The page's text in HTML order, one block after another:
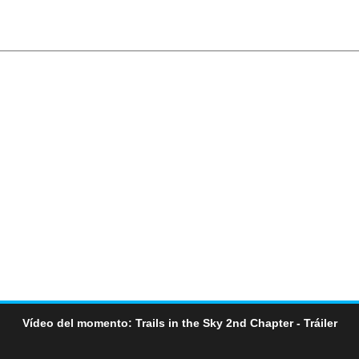
Vídeo del momento: Trails in the Sky 2nd Chapter - Tráiler